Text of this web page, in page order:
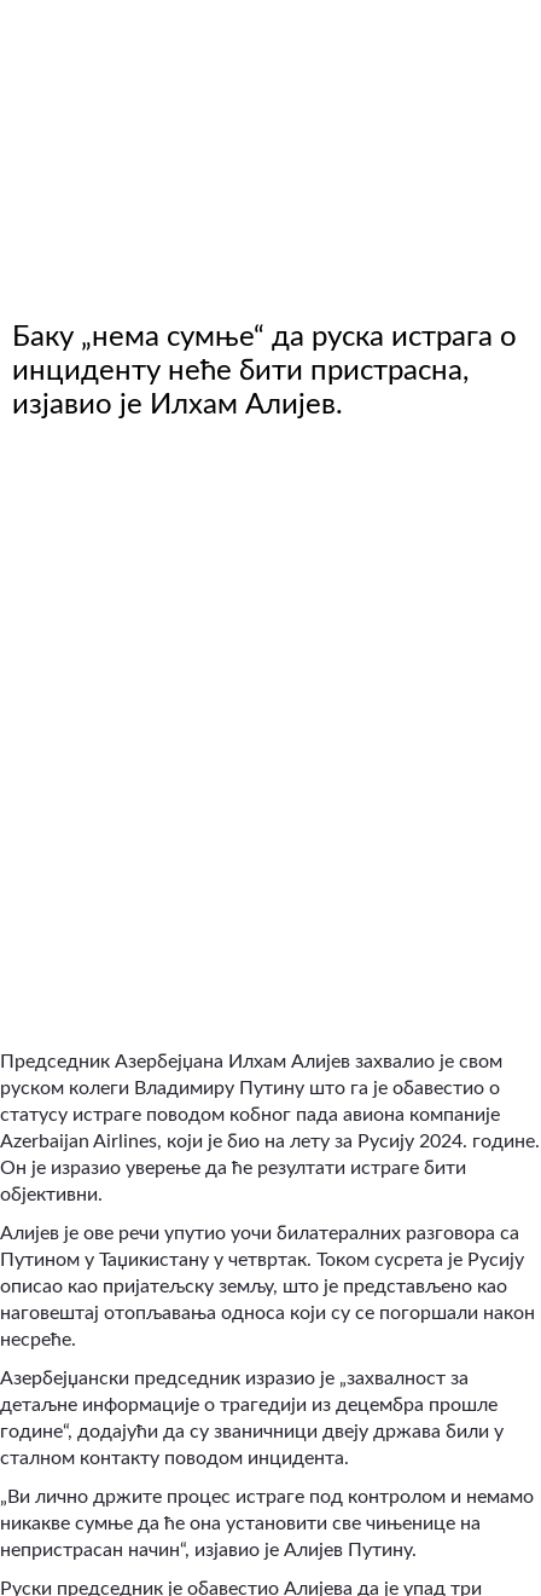
Баку „нема сумње“ да руска истрага о
инциденту неће бити пристрасна,
изјавио је Илхам Алијев.
Председник Азербејџана Илхам Алијев захвалио је свом
руском колеги Владимиру Путину што га је обавестио о
статусу истраге поводом кобног пада авиона компаније
Azerbaijan Airlines, који је био на лету за Русију 2024. године.
Он је изразио уверење да ће резултати истраге бити
објективни.
Алијев је ове речи упутио уочи билатералних разговора са
Путином у Таџикистану у четвртак. Током сусрета је Русију
описао као пријатељску земљу, што је представљено као
наговештај отопљавања односа који су се погоршали након
несреће.
Азербејџански председник изразио је „захвалност за
детаљне информације о трагедији из децембра прошле
године“, додајући да су званичници двеју држава били у
сталном контакту поводом инцидента.
„Ви лично држите процес истраге под контролом и немамо
никакве сумње да ће она установити све чињенице на
непристрасан начин“, изјавио је Алијев Путину.
Руски председник је обавестио Алијева да је упад три